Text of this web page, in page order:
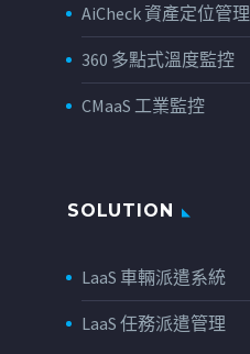
AiCheck 資產定位管理
360 多點式溫度監控
CMaaS 工業監控
SOLUTION
LaaS 車輛派遣系統
LaaS 任務派遣管理